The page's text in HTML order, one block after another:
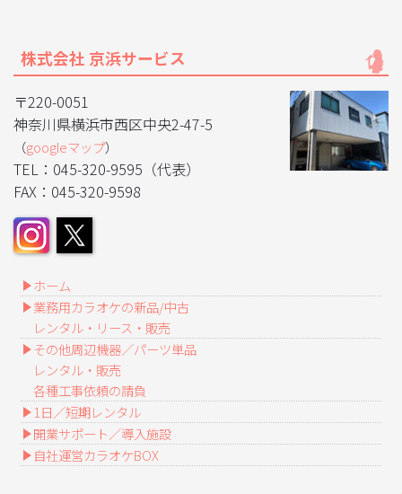
株式会社 京浜サービス
〒220-0051
神奈川県横浜市西区中央2-47-5
（googleマップ）
TEL：045-320-9595（代表）
FAX：045-320-9598
ホーム
業務用カラオケの新品/中古
レンタル・リース・販売
その他周辺機器／パーツ単品
レンタル・販売
各種工事依頼の請負
1日／短期レンタル
開業サポート／導入施設
自社運営カラオケBOX